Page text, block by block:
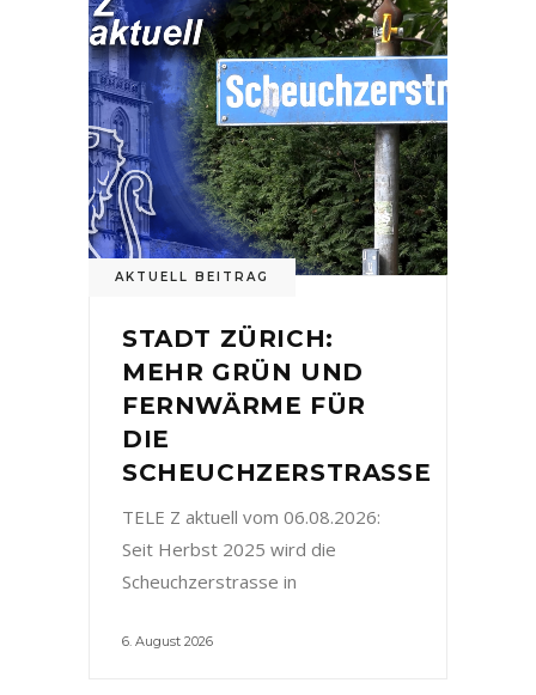
AKTUELL BEITRAG
STADT ZÜRICH:
MEHR GRÜN UND
FERNWÄRME FÜR
DIE
SCHEUCHZERSTRASSE
TELE Z aktuell vom 06.08.2026:
Seit Herbst 2025 wird die
Scheuchzerstrasse in
6. August 2026